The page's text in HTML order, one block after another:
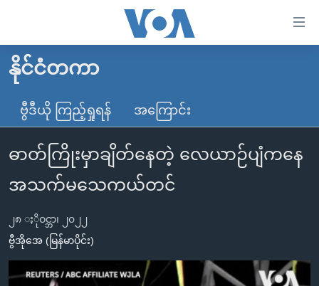
လွယ်ကူ
စေ
သည့်
များ
ပင်မ
သို့
ကျော်
မူလစာမျက်နှာ
မြန်မာ
ကမ္ဘာ့သတင်းများ
နိုင်ငံတကာ
အမေရိကန်
အစ္စရေး-ပါလက်စတိုင်း
ဗွီဒီယို
သတင်းလွတ်လပ်ခွင့်
အင်္ဂလိပ်စာလေ့လာမယ်
မကြေးမုံရဲ့ အင်္ဂလိပ်စာ
ရေဒီယို
ရေဒီယိုနှင့်ရုပ်သံ အချက်အလက်များ
နိုင်ငံတကာ
ဗွီဒီယို ကြည့်ရှုရန် အကြောင်း
ဓာတ်ကြိုးမှာချိတ်နေတဲ့ လေယာဉ်ပျံကနေ
အသက်မသေကယ်တင်
၂၈ ႏိုဝင္ဘာ၊ ၂၀၂၂
ဗွီအိုအေ (မြန်မာပိုင်း)